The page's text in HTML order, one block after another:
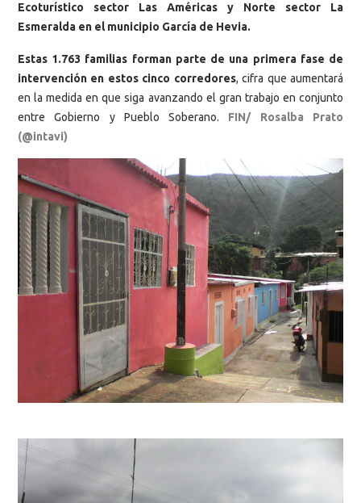
Ecoturístico sector Las Américas y Norte sector La
Esmeralda en el municipio García de Hevia.
Estas 1.763 familias forman parte de una primera fase de
intervención en estos cinco corredores, cifra que aumentará
en la medida en que siga avanzando el gran trabajo en conjunto
entre Gobierno y Pueblo Soberano. FIN/ Rosalba Prato
(@intavi)